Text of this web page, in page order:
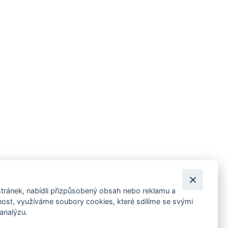
pozvánky na kulturní a sportovní akce?
nabídli přizpůsobený obsah nebo reklamu a
využíváme soubory cookies, které sdílíme se svými